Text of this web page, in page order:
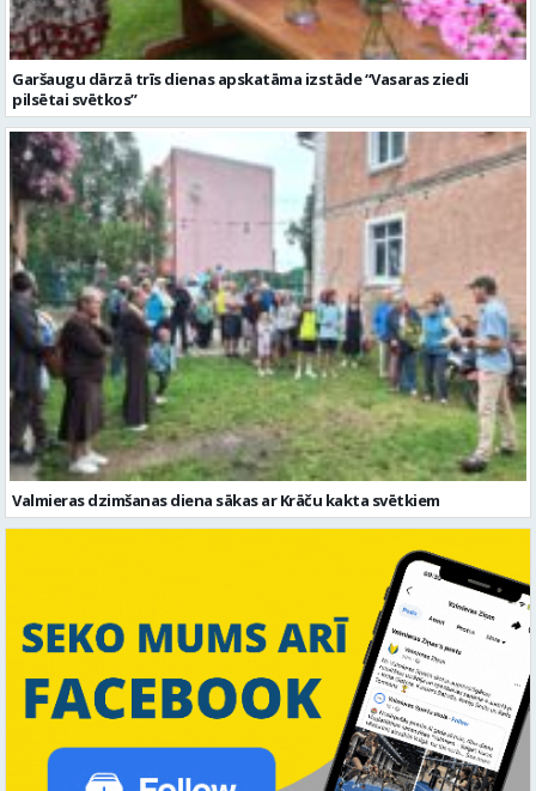
Valmieras dzimšanas diena sākas ar Krāču kakta svētkiem